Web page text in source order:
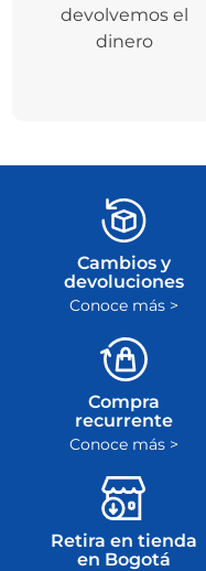
devolvemos el
dinero
Cambios y
devoluciones
Conoce más >
Compra
recurrente
Conoce más >
Retira en tienda
en Bogotá